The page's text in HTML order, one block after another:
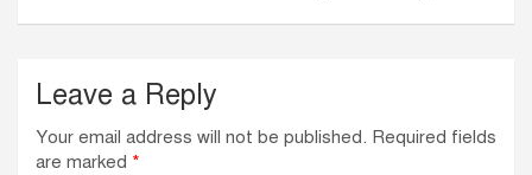
Leave a Reply
Your email address will not be published. Required fields
are marked *